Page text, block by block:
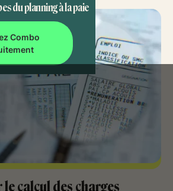
du planning à la paie
Combo
calcul des charges